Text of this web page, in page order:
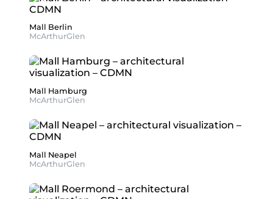
Mall Berlin
McArthurGlen
Mall Hamburg
McArthurGlen
Mall Neapel
McArthurGlen